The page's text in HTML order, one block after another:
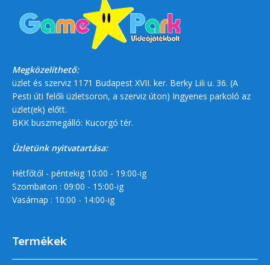
Megközelíthető:
üzlet és szerviz 1171 Budapest XVII. ker. Berky Lili u. 36. (A
Pesti úti felőli üzletsoron, a szerviz úton) Ingyenes parkoló az
üzlet(ek) előtt.
BKK buszmegálló: Kucorgó tér.
Üzletünk nyitvatartása:
Hétfőtől - péntekig 10:00 - 19:00-ig
Szombaton : 09:00 - 15:00-ig
Vasárnap : 10:00 - 14:00-ig
Termékek